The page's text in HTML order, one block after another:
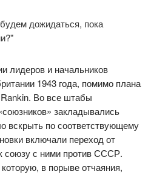
дожидаться, пока
лидеров и начальников
1943 года, помимо плана
Во все штабы
закладывались
вскрыть по соответствующему
включали переход от
союзу с ними против СССР.
в порыве отчаяния,